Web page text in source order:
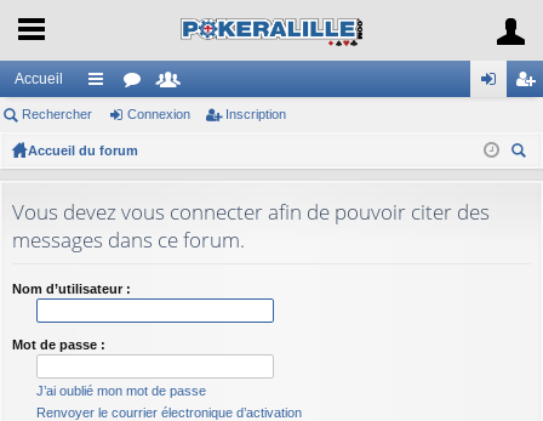
Accueil
ac
co
ci
or
u
s
e
es
ne
on
cri
Rechercher Connexion Inscription
Accueil du forum
Vous devez vous connecter afin de pouvoir citer des
messages dans ce forum.
Nom d’utilisateur :
Mot de passe :
J’ai oublié mon mot de passe
Renvoyer le courrier électronique d’activation